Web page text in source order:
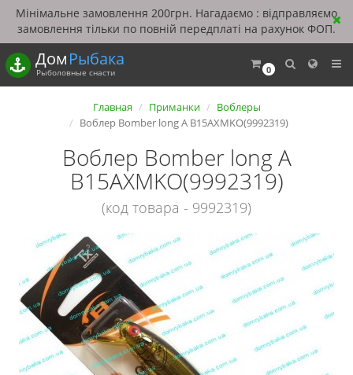
Мінімальне замовлення 200грн. Нагадаємо : відправляємо
замовлення тільки по повній передплаті на рахунок ФОП.
0
ДомРыбака
Рыболовные снасти
Главная Приманки
Воблеры
Воблер Bomber long A B15AXMKO(9992319)
Воблер Bomber long A
B15AXMKO(9992319)
(код товара - 9992319)